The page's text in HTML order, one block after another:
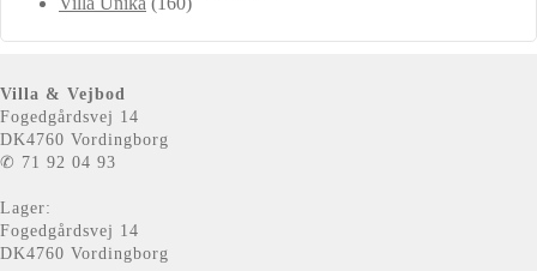
Villa & Vejbod
Fogedgårdsvej 14
DK4760 Vordingborg
✆ 71 92 04 93
Lager:
Fogedgårdsvej 14
DK4760 Vordingborg